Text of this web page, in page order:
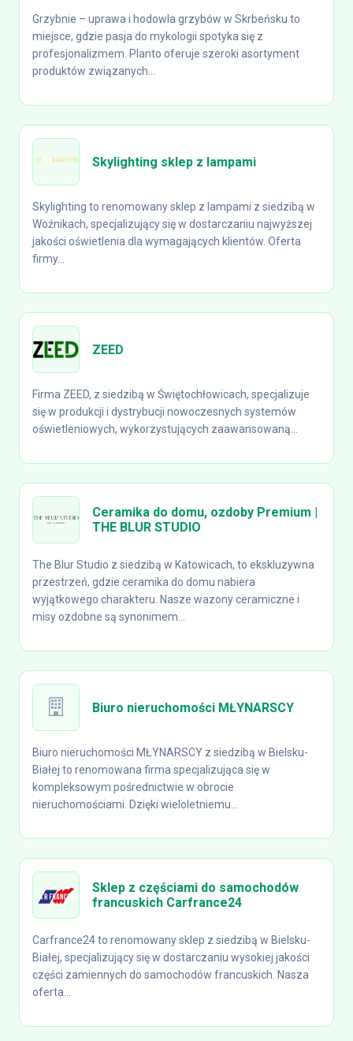
Grzybnie – uprawa i hodowla grzybów w Skrbeńsku to
miejsce, gdzie pasja do mykologii spotyka się z
profesjonalizmem. Planto oferuje szeroki asortyment
produktów związanych...
Skylighting sklep z lampami
Skylighting to renomowany sklep z lampami z siedzibą w
Woźnikach, specjalizujący się w dostarczaniu najwyższej
jakości oświetlenia dla wymagających klientów. Oferta
firmy...
ZEED
Firma ZEED, z siedzibą w Świętochłowicach, specjalizuje
się w produkcji i dystrybucji nowoczesnych systemów
oświetleniowych, wykorzystujących zaawansowaną...
Ceramika do domu, ozdoby Premium |
THE BLUR STUDIO
The Blur Studio z siedzibą w Katowicach, to ekskluzywna
przestrzeń, gdzie ceramika do domu nabiera
wyjątkowego charakteru. Nasze wazony ceramiczne i
misy ozdobne są synonimem...
Biuro nieruchomości MŁYNARSCY
Biuro nieruchomości MŁYNARSCY z siedzibą w Bielsku-
Białej to renomowana firma specjalizująca się w
kompleksowym pośrednictwie w obrocie
nieruchomościami. Dzięki wieloletniemu...
Sklep z częściami do samochodów
francuskich Carfrance24
Carfrance24 to renomowany sklep z siedzibą w Bielsku-
Białej, specjalizujący się w dostarczaniu wysokiej jakości
części zamiennych do samochodów francuskich. Nasza
oferta...